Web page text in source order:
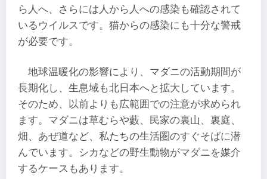
ら人へ、さらには人から人への感染も確認されて
いるウイルスです。猫からの感染にも十分な警戒
が必要です。
地球温暖化の影響により、マダニの活動期間が
長期化し、生息域も北日本へと拡大しています。
そのため、以前よりも広範囲での注意が求められ
ます。マダニは草むらや藪、民家の裏山、裏庭、
畑、あぜ道など、私たちの生活圏のすぐそばに潜
んでいます。シカなどの野生動物がマダニを媒介
するケースもあります。